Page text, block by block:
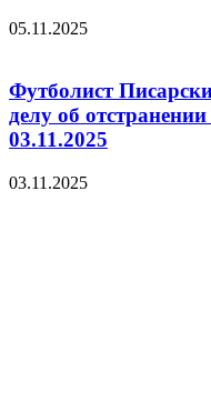
05.11.2025
Футболист
делу об
03.11.2025
03.11.2025